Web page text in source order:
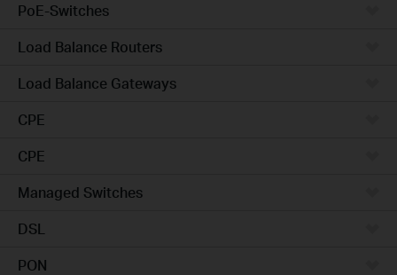
PoE-Switches
Load Balance Routers
Load Balance Gateways
CPE
CPE
Managed Switches
DSL
PON